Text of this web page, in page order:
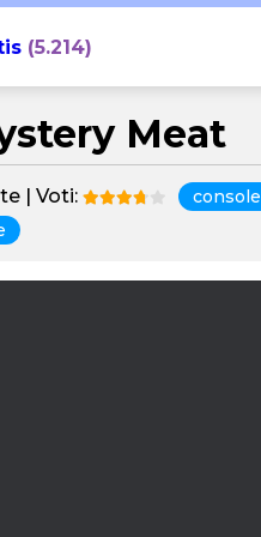
(5.214)
Meat
volte | Voti: console